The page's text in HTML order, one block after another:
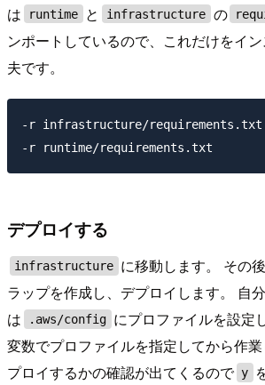
は runtime と infrastructure の
ンポートしているので、これだけをイ
夫です。
-r infrastructure/requirements.txt
デプロイする
infrastructure に移動します。 その
ラップを作成し、デプロイします。 自
は
.aws/config にプロファイルを設定
変数でプロファイルを指定してから作
プロイするかの確認が出てくるので y